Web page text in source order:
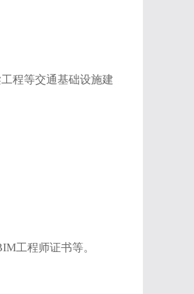
程等交通基础设施建
工程师证书等。